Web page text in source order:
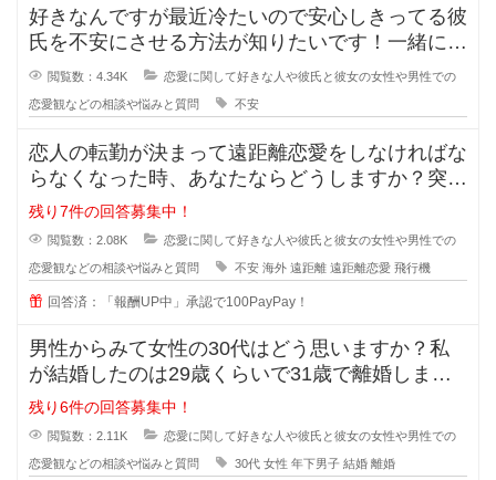
好きなんですが最近冷たいので安心しきってる彼
氏を不安にさせる方法が知りたいです！一緒にい
るのが当たり前になってしまってる
閲覧数：4.34K 恋愛に関して好きな人や彼氏と彼女の女性や男性での
恋愛観などの相談や悩みと質問 不安
恋人の転勤が決まって遠距離恋愛をしなければな
らなくなった時、あなたならどうしますか？突然
恋人の転勤が決まって遠距離に..
残り7件の回答募集中！
閲覧数：2.08K 恋愛に関して好きな人や彼氏と彼女の女性や男性での
恋愛観などの相談や悩みと質問 不安 海外 遠距離 遠距離恋愛 飛行機
回答済：「報酬UP中」承認で100PayPay！
男性からみて女性の30代はどう思いますか？私
が結婚したのは29歳くらいで31歳で離婚しまし
たが、30歳の誕生日の時に元旦
残り6件の回答募集中！
閲覧数：2.11K 恋愛に関して好きな人や彼氏と彼女の女性や男性での
恋愛観などの相談や悩みと質問 30代 女性 年下男子 結婚 離婚